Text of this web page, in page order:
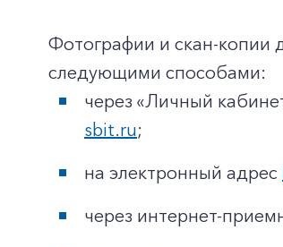
Фотографии и скан-копии
следующими способами:
через «Личный
sbit.ru;
на электронный адрес
через интернет-